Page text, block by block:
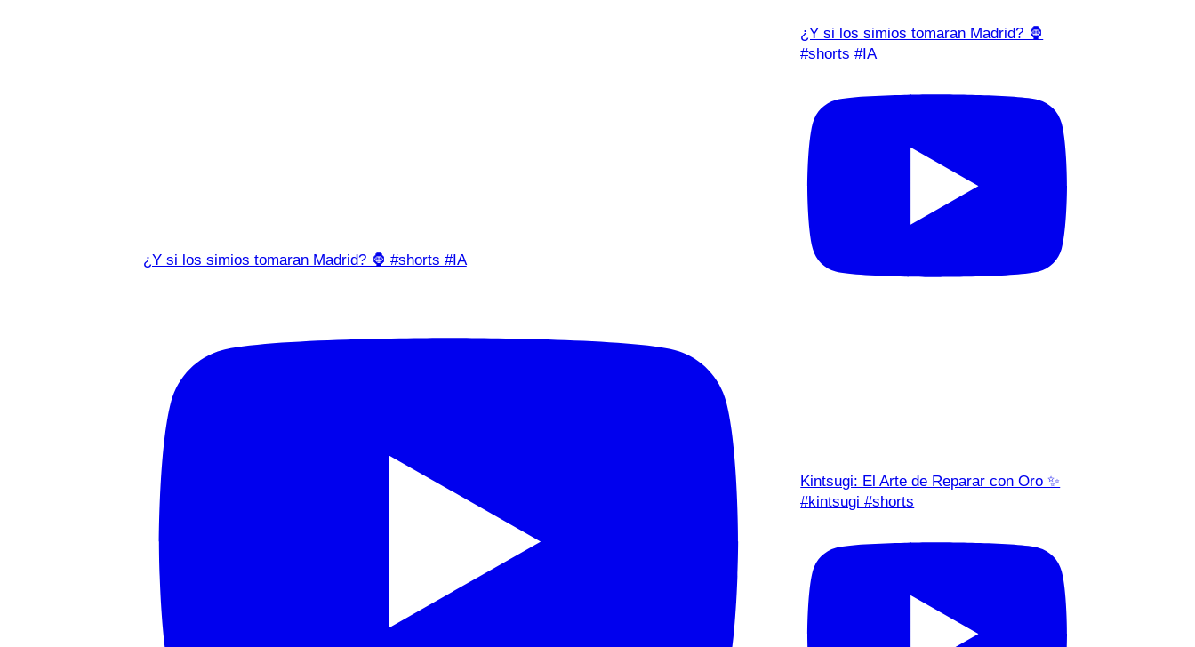
¿Y si los simios tomaran Madrid? 🦍 #shorts #IA
¿Y si los simios tomaran Madrid? 🦍
#shorts #IA
Kintsugi: El Arte de Reparar con Oro ✨
#kintsugi #shorts